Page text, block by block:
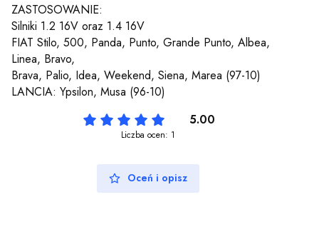
ZASTOSOWANIE:
Silniki 1.2 16V oraz 1.4 16V
FIAT Stilo, 500, Panda, Punto, Grande Punto, Albea,
Linea, Bravo,
Brava, Palio, Idea, Weekend, Siena, Marea (97-10)
LANCIA: Ypsilon, Musa (96-10)
5.00
Liczba ocen: 1
Oceń i opisz